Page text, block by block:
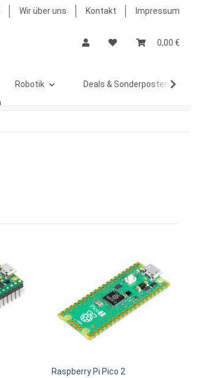
Wir über uns Kontakt Impressum
0,00 €
Robotik Deals & Sonderposten %
Raspberry Pi Pico 2